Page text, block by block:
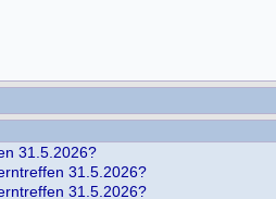
31.5.2026?
31.5.2026?
31.5.2026?